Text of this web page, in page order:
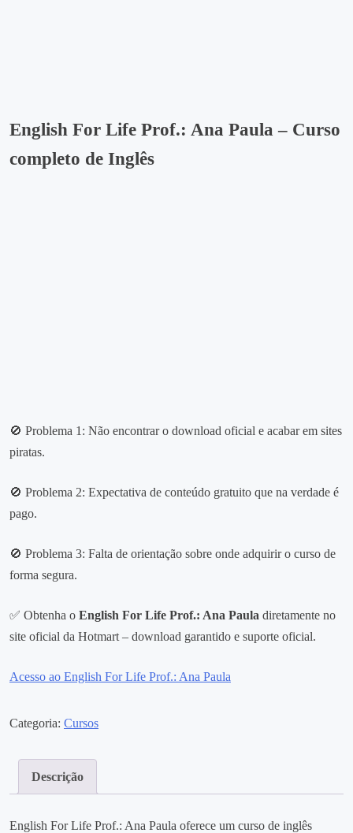
English For Life Prof.: Ana Paula – Curso
completo de Inglês
🚫 Problema 1: Não encontrar o download oficial e acabar em sites
piratas.
🚫 Problema 2: Expectativa de conteúdo gratuito que na verdade é
pago.
🚫 Problema 3: Falta de orientação sobre onde adquirir o curso de
forma segura.
✅ Obtenha o English For Life Prof.: Ana Paula diretamente no
site oficial da Hotmart – download garantido e suporte oficial.
Acesso ao English For Life Prof.: Ana Paula
Categoria: Cursos
Descrição
English For Life Prof.: Ana Paula oferece um curso de inglês